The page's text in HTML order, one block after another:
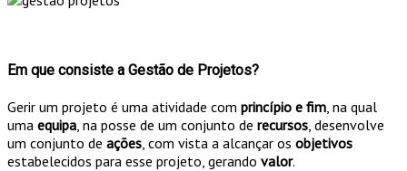
Em que consiste a Gestão de Projetos?
Gerir um projeto é uma atividade com princípio e fim , na qual
uma equipa , na posse de um conjunto de recursos , desenvolve
um conjunto de ações , com vista a alcançar os objetivos
estabelecidos para esse projeto, gerando valor.